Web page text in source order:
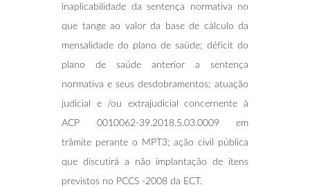
inaplicabilidade da sentença normativa no
que tange ao valor da base de cálculo da
mensalidade do plano de saúde; déficit do
plano de saúde anterior a sentença
normativa e seus desdobramentos; atuação
judicial e /ou extrajudicial concernente à
ACP 0010062-39.2018.5.03.0009 em
trâmite perante o MPT3; ação civil pública
que discutirá a não implantação de itens
previstos no PCCS -2008 da ECT.